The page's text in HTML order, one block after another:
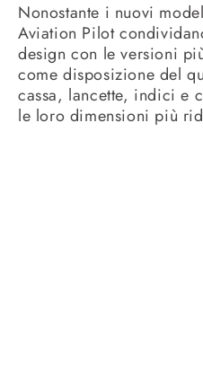
Nonostante i nuovi
Aviation Pilot
design con le versioni
come disposizione del
cassa, lancette, indici e
le loro dimensioni più